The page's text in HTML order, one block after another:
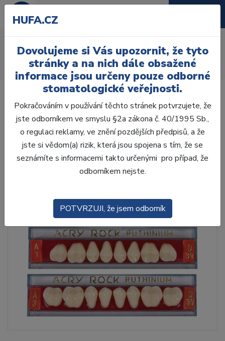
Úvod Zuby
AcryRock
AcryRock frontální D 6 ks I63, A2
HUFA.CZ
Dovolujeme si Vás upozornit, že tyto
stránky a na nich dále obsažené
informace jsou určeny pouze odborné
stomatologické veřejnosti.
Pokračováním v používání těchto stránek potvrzujete, že
jste odborníkem ve smyslu §2a zákona č. 40/1995 Sb.,
o regulaci reklamy, ve znění pozdějších předpisů, a že
jste si vědom(a) rizik, která jsou spojena s tím, že se
seznámíte s informacemi takto určenými pro případ, že
odborníkem nejste.
POTVRZUJI, že jsem odborník